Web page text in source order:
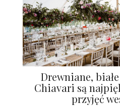
Drewniane,
Chiavari są
przyjęć